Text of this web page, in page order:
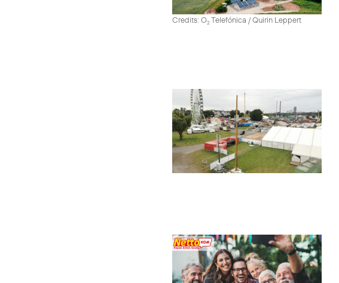
Credits: O2Telefónica / Quirin Leppert